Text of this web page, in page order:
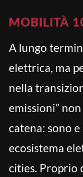
MOBILITÀ
A lungo
elettrica, ma
nella
emissioni”
catena: sono
ecosistema
cities. Proprio